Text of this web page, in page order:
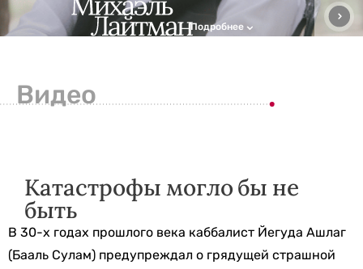
Подробнее
Видео
Катастрофы могло бы не
быть
В 30-х годах прошлого века каббалист Йегуда Ашлаг
(Бааль Сулам) предупреждал о грядущей страшной